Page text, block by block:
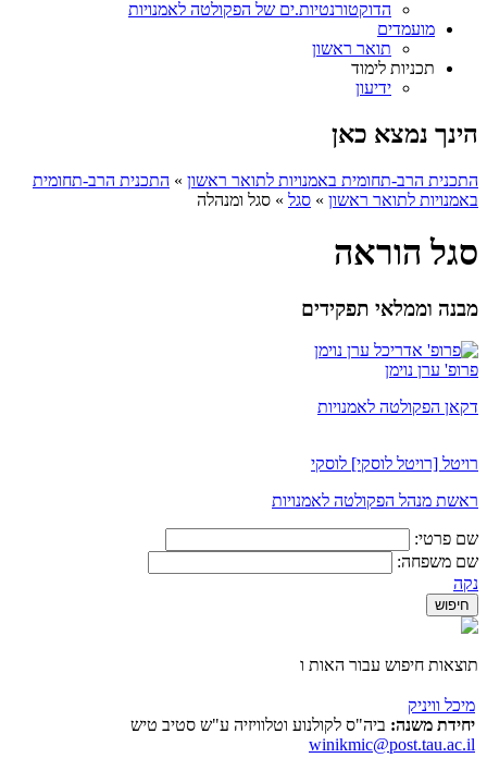
הדוקטורנטיות.ים של הפקולטה לאמנויות
מועמדים
תואר ראשון
תכניות לימוד
ידיעון
הינך נמצא כאן
התכנית הרב-תחומית באמנויות לתואר ראשון » התכנית הרב-תחומית
באמנויות לתואר ראשון » סגל » סגל ומנהלה
סגל הוראה
מבנה וממלאי תפקידים
פרופ' ערן נוימן
דקאן הפקולטה לאמנויות
רויטל [רויטל לוסקי] לוסקי
ראשת מנהל הפקולטה לאמנויות
שם פרטי:
שם משפחה:
נקה
תוצאות חיפוש עבור האות ו
מיכל וויניק
יחידת משנה: ביה"ס לקולנוע וטלוויזיה ע"ש סטיב טיש
winikmic@post.tau.ac.il